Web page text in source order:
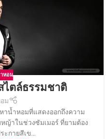
หอม
ตล์ธรรมชาติ
ม
น้ำหอมที่แสดงออกถึงความ
ญ้าในช่วงซัมเมอร์ ที่ยามต้อง
ะกายสีเข...